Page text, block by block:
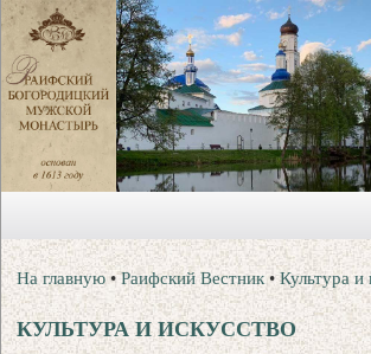
На главную •Раифский Вестник •Культура и
КУЛЬТУРА И ИСКУССТВО